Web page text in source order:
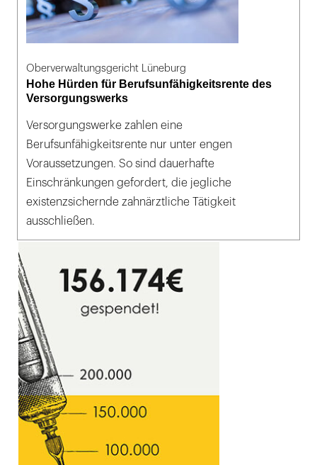
Oberverwaltungsgericht Lüneburg
Hohe Hürden für Berufsunfähigkeitsrente des
Versorgungswerks
Versorgungswerke zahlen eine
Berufsunfähigkeitsrente nur unter engen
Voraussetzungen. So sind dauerhafte
Einschränkungen gefordert, die jegliche
existenzsichernde zahnärztliche Tätigkeit
ausschließen.